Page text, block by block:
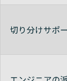
Avaya
切り分けサポ